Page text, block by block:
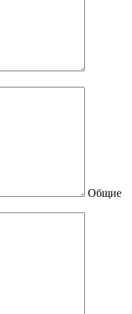
Общие